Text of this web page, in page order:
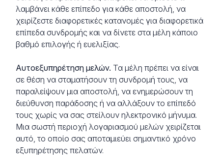
λαμβάνει κάθε επίπεδο για κάθε αποστολή, να
χειρίζεστε διαφορετικές κατανομές για διαφορετικά
επίπεδα συνδρομής και να δίνετε στα μέλη κάποιο
βαθμό επιλογής ή ευελιξίας.
Αυτοεξυπηρέτηση μελών. Τα μέλη πρέπει να είναι
σε θέση να σταματήσουν τη συνδρομή τους, να
παραλείψουν μια αποστολή, να ενημερώσουν τη
διεύθυνση παράδοσης ή να αλλάξουν το επίπεδό
τους χωρίς να σας στείλουν ηλεκτρονικό μήνυμα.
Μια σωστή περιοχή λογαριασμού μελών χειρίζεται
αυτό, το οποίο σας αποταμιεύει σημαντικό χρόνο
εξυπηρέτησης πελατών.